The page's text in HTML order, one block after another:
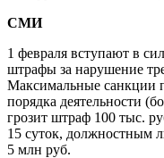
СМИ
1 февраля вступают в
штрафы за нарушение
Максимальные санкции
порядка деятельности
грозит штраф 100 тыс.
15 суток,
5 млн руб.